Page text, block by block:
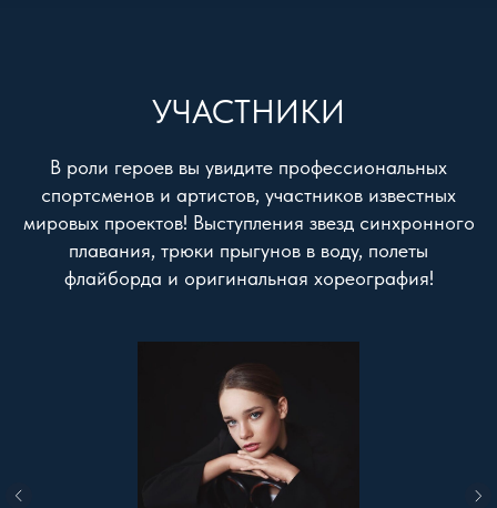
УЧАСТНИКИ
В роли героев вы увидите профессиональных
спортсменов и артистов, участников известных
мировых проектов! Выступления звезд синхронного
плавания, трюки прыгунов в воду, полеты
флайборда и оригинальная хореография!